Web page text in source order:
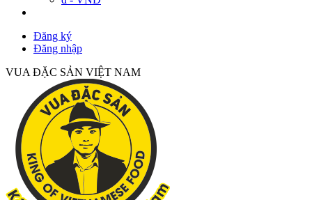
Đăng ký
Đăng nhập
VUA ĐẶC SẢN VIỆT NAM